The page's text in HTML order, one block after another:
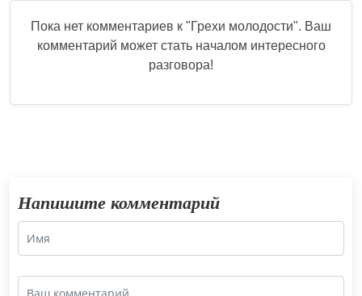
Пока нет комментариев к "Грехи молодости". Ваш
комментарий может стать началом интересного
разговора!
Напишите комментарий